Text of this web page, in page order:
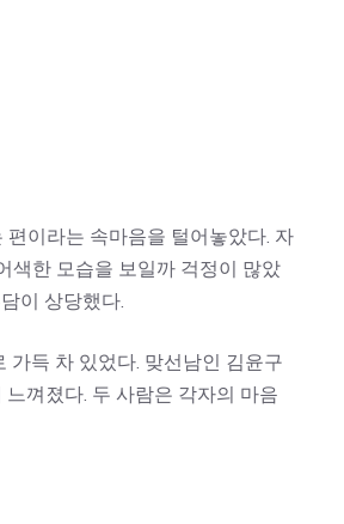
이라는 속마음을 털어놓았다. 자
색한 모습을 보일까 걱정이 많았
이 상당했다.
가득 차 있었다. 맞선남인 김윤구
껴졌다. 두 사람은 각자의 마음